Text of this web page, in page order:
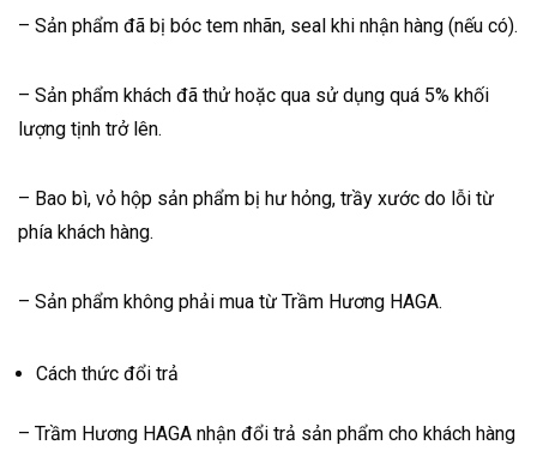
– Sản phẩm đã bị bóc tem nhãn, seal khi nhận hàng (nếu có).
– Sản phẩm khách đã thử hoặc qua sử dụng quá 5% khối
lượng tịnh trở lên.
– Bao bì, vỏ hộp sản phẩm bị hư hỏng, trầy xước do lỗi từ
phía khách hàng.
– Sản phẩm không phải mua từ Trầm Hương HAGA.
Cách thức đổi trả
– Trầm Hương HAGA nhận đổi trả sản phẩm cho khách hàng